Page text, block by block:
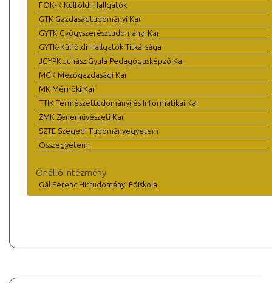
FOK-K Külföldi Hallgatók
GTK Gazdaságtudományi Kar
GYTK Gyógyszerésztudományi Kar
GYTK-Külföldi Hallgatók Titkársága
JGYPK Juhász Gyula Pedagógusképző Kar
MGK Mezőgazdasági Kar
MK Mérnöki Kar
TTIK Természettudományi és Informatikai Kar
ZMK Zeneművészeti Kar
SZTE Szegedi Tudományegyetem
Összegyetemi
Önálló intézmény
Gál Ferenc Hittudományi Főiskola